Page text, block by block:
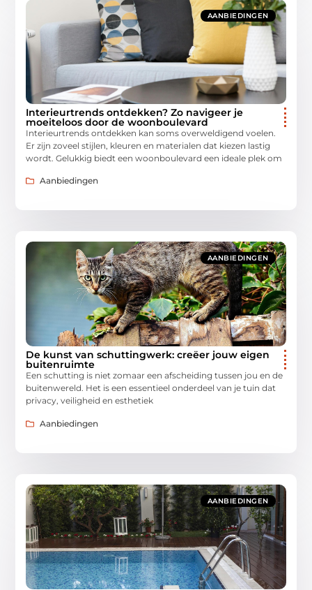
AANBIEDINGEN
Interieurtrends ontdekken? Zo navigeer je
moeiteloos door de woonboulevard
Interieurtrends ontdekken kan soms overweldigend voelen.
Er zijn zoveel stijlen, kleuren en materialen dat kiezen lastig
wordt. Gelukkig biedt een woonboulevard een ideale plek om
Aanbiedingen
AANBIEDINGEN
De kunst van schuttingwerk: creëer jouw eigen
buitenruimte
Een schutting is niet zomaar een afscheiding tussen jou en de
buitenwereld. Het is een essentieel onderdeel van je tuin dat
privacy, veiligheid en esthetiek
Aanbiedingen
AANBIEDINGEN